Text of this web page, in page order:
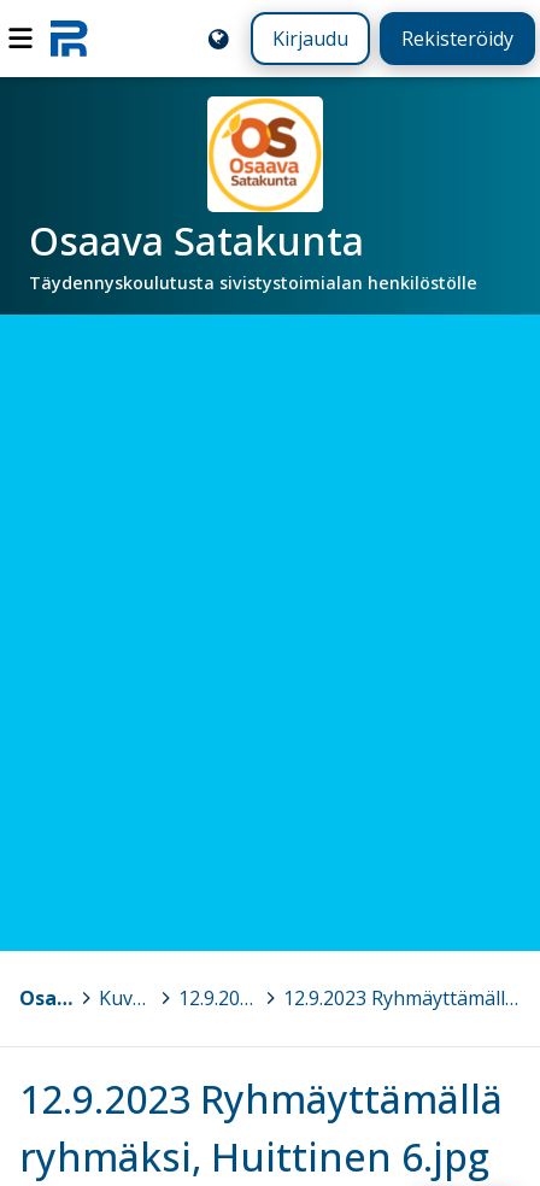
Kirjaudu Rekisteröidy
Osaava Satakunta
Täydennyskoulutusta sivistystoimialan henkilöstölle
Osaava Satakunta Kuvagalleria > 12.9.2023 Ryhmäyttämällä ryhmäksi, Huittinen 12.9.2023 Ryhmäyttämällä ryhmäksi, Huittinen 6.jpg
12.9.2023 Ryhmäyttämällä
ryhmäksi, Huittinen 6.jpg